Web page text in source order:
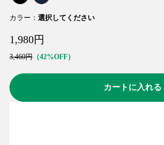
カラー ： 選択してください
3,460円 42%OFF
1,980円
カートに入れる